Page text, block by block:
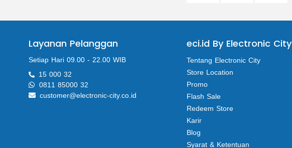
Layanan Pelanggan
Setiap Hari 09.00 - 22.00 WIB
15 000 32
0811 85000 32
customer@electronic-city.co.id
eci.id By Electronic City
Tentang Electronic City
Store Location
Promo
Flash Sale
Redeem Store
Karir
Blog
Syarat & Ketentuan